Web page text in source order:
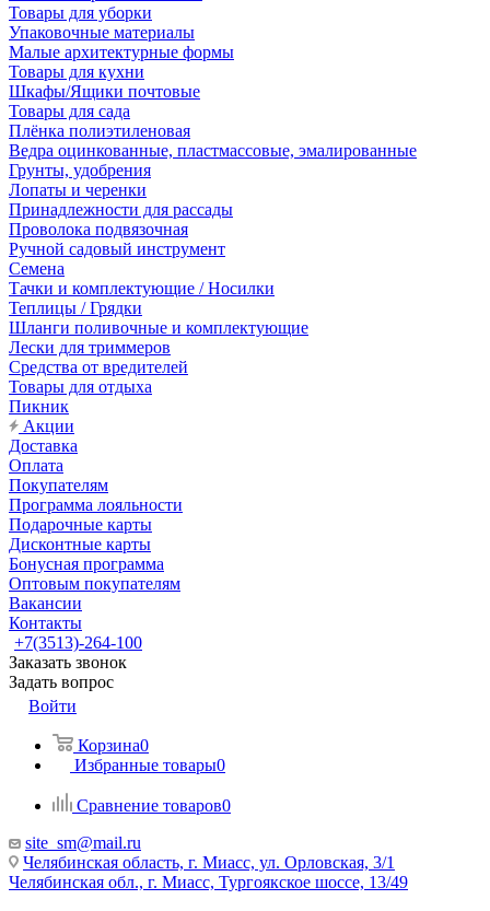
Товары для уборки
Упаковочные материалы
Малые архитектурные формы
Товары для кухни
Шкафы/Ящики почтовые
Товары для сада
Плёнка полиэтиленовая
Ведра оцинкованные, пластмассовые, эмалированные
Грунты, удобрения
Лопаты и черенки
Принадлежности для рассады
Проволока подвязочная
Ручной садовый инструмент
Семена
Тачки и комплектующие / Носилки
Теплицы / Грядки
Шланги поливочные и комплектующие
Лески для триммеров
Средства от вредителей
Товары для отдыха
Пикник
Акции
Доставка
Оплата
Покупателям
Программа лояльности
Подарочные карты
Дисконтные карты
Бонусная программа
Оптовым покупателям
Вакансии
Контакты
+7(3513)-264-100
Заказать звонок
Задать вопрос
Войти
Корзина0
Избранные товары0
Сравнение товаров0
site_sm@mail.ru
Челябинская область, г. Миасс, ул. Орловская, 3/1
Челябинская обл., г. Миасс, Тургоякское шоссе, 13/49